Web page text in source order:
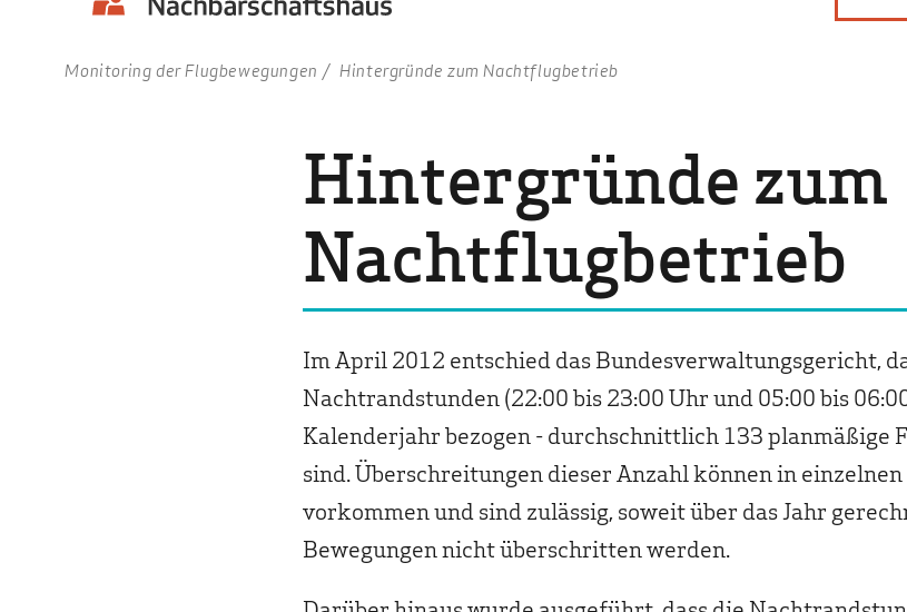
Monitoring der Flugbewegungen Hintergründe zum Nachtflugbetrieb
Hintergründe zum
Nachtflugbetrieb
Im April 2012 entschied das Bundesverwaltungsgericht,
Nachtrandstunden (22:00 bis 23:00 Uhr und 05:00 bis
Kalenderjahr bezogen - durchschnittlich 133 planmäßige
sind. Überschreitungen dieser Anzahl können in
vorkommen und sind zulässig, soweit über das Jahr
Bewegungen nicht überschritten werden.